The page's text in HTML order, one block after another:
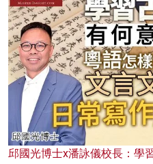
邱國光博士x潘詠儀校長：學